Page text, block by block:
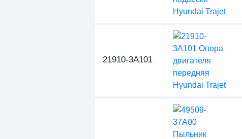
21910-3A101